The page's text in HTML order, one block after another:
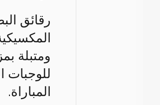
رقائق
للوجبات
المباراة.